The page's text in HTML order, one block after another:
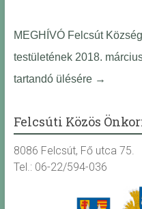
MEGHÍVÓ Felcsút
testületének 2018.
tartandó ülésére →
Felcsúti Közös
8086 Felcsút, Fő utca 75.
Tel.: 06-22/594-036